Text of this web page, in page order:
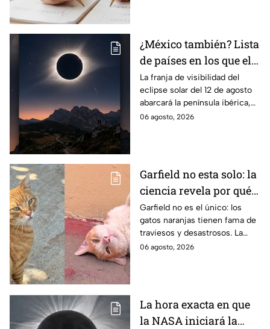
¿México también? Lista
de países en los que el
12 de agosto se verá el
eclipse solar total y en
los que será parcial
La franja de visibilidad del
eclipse solar del 12 de agosto
abarcará la península ibérica,
por lo que solo podrá
06 agosto, 2026
Garfield no esta solo: la
ciencia revela por qué
los gatos naranjas
tienen tanta fama de
hacer "desastres"
Garfield no es el único: los
gatos naranjas tienen fama de
traviesos y desastrosos. La
ciencia explica qué hay detrás
06 agosto, 2026
La hora exacta en que
la NASA iniciará la